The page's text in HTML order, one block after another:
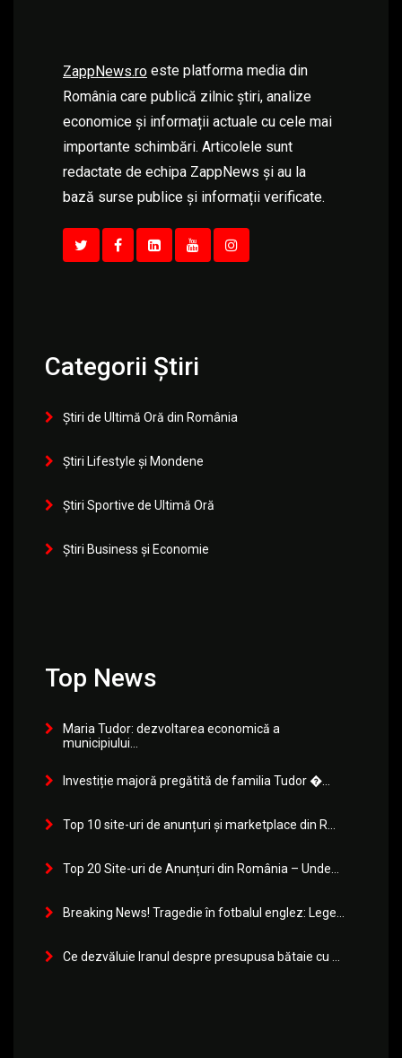
ZappNews.ro este platforma media din
România care publică zilnic știri, analize
economice și informații actuale cu cele mai
importante schimbări. Articolele sunt
redactate de echipa ZappNews și au la
bază surse publice și informații verificate.
Categorii Știri
Știri de Ultimă Oră din România
Știri Lifestyle și Mondene
Știri Sportive de Ultimă Oră
Știri Business și Economie
Top News
Maria Tudor: dezvoltarea economică a
municipiului...
Investiție majoră pregătită de familia Tudor �...
Top 10 site-uri de anunțuri și marketplace din R...
Top 20 Site-uri de Anunțuri din România – Unde...
Breaking News! Tragedie în fotbalul englez: Lege...
Ce dezvăluie Iranul despre presupusa bătaie cu ...